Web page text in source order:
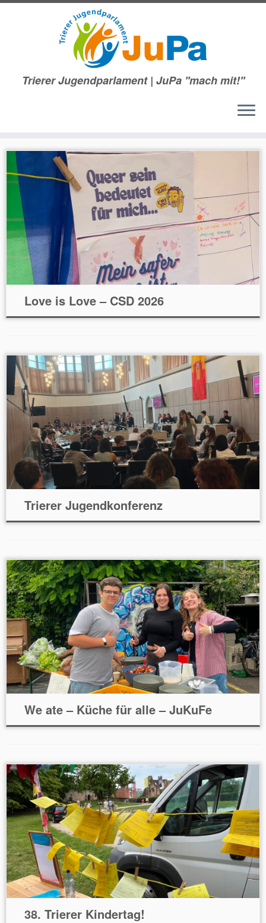
Inhalt
springen
Trierer Jugendparlament | JuPa ''mach mit!''
Love is Love – CSD 2026
Trierer Jugendkonferenz
We ate – Küche für alle – JuKuFe
38. Trierer Kindertag!